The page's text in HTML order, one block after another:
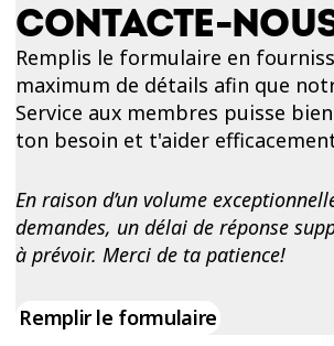
CONTACTE-
Remplis le formulaire en
maximum de détails afin que
Service aux membres puisse
ton besoin et t'aider
En raison d’un volume
demandes, un délai de réponse
à prévoir. Merci de ta patience!
Remplir le formulaire